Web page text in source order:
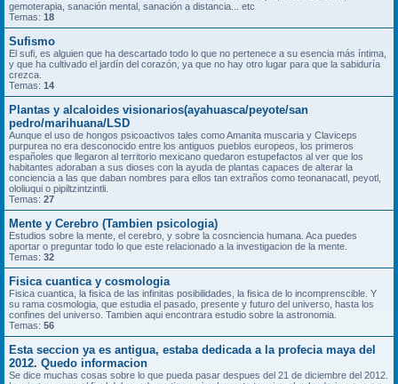
gemoterapia, sanación mental, sanación a distancia... etc
Temas: 18
Sufismo
El sufi, es alguien que ha descartado todo lo que no pertenece a su esencia más íntima,
y que ha cultivado el jardín del corazón, ya que no hay otro lugar para que la sabiduría
crezca.
Temas: 14
Plantas y alcaloides visionarios(ayahuasca/peyote/san
pedro/marihuana/LSD
Aunque el uso de hongos psicoactivos tales como Amanita muscaria y Claviceps
purpurea no era desconocido entre los antiguos pueblos europeos, los primeros
españoles que llegaron al territorio mexicano quedaron estupefactos al ver que los
habitantes adoraban a sus dioses con la ayuda de plantas capaces de alterar la
conciencia a las que daban nombres para ellos tan extraños como teonanacatl, peyotl,
ololiuqui o pipiltzintzintli.
Temas: 27
Mente y Cerebro (Tambien psicologia)
Estudios sobre la mente, el cerebro, y sobre la cosnciencia humana. Aca puedes
aportar o preguntar todo lo que este relacionado a la investigacion de la mente.
Temas: 32
Fisica cuantica y cosmologia
Fisica cuantica, la fisica de las infinitas posibilidades, la fisica de lo incomprenscible. Y
su rama cosmologia, que estudia el pasado, presente y futuro del universo, hasta los
confines del universo. Tambien aqui encontrara estudio sobre la astronomia.
Temas: 56
Esta seccion ya es antigua, estaba dedicada a la profecia maya del
2012. Quedo informacion
Se dice muchas cosas sobre lo que pueda pasar despues del 21 de diciembre del 2012.